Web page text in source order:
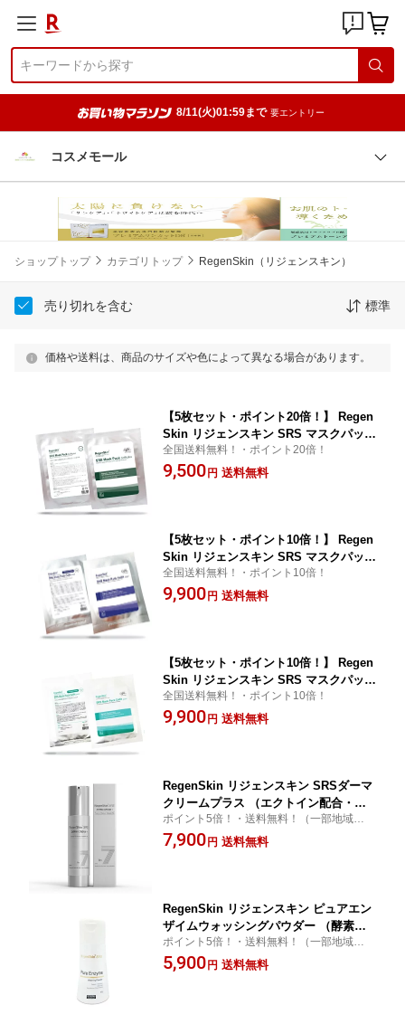
8/11(火)01:59まで 要エントリー
コスメモール
ショップトップ カテゴリトップ RegenSkin（リジェンスキン）
売り切れを含む 標準
価格や送料は、商品のサイズや色によって異なる場合があります。
【5枚セット・ポイント20倍！】 Regen
Skin リジェンスキン SRS マスクパック
セルフィット Plus （プラス）
全国送料無料！・ポイント20倍！
9,500 円 送料無料
【5枚セット・ポイント10倍！】 Regen
Skin リジェンスキン SRS マスクパック
セルフィット med （メド）
全国送料無料！・ポイント10倍！
9,900 円 送料無料
【5枚セット・ポイント10倍！】 Regen
Skin リジェンスキン SRS マスクパック
セルフィット Pure （ピュア）
全国送料無料！・ポイント10倍！
9,900 円 送料無料
RegenSkin リジェンスキン SRSダーマ
クリームプラス （エクトイン配合・コ
ルチゾン不使用）
ポイント5倍！・送料無料！（一部地域を除
く）
7,900 円 送料無料
RegenSkin リジェンスキン ピュアエン
ザイムウォッシングパウダー （酵素洗
顔剤）
ポイント5倍！・送料無料！（一部地域を除
く）
5,900 円 送料無料